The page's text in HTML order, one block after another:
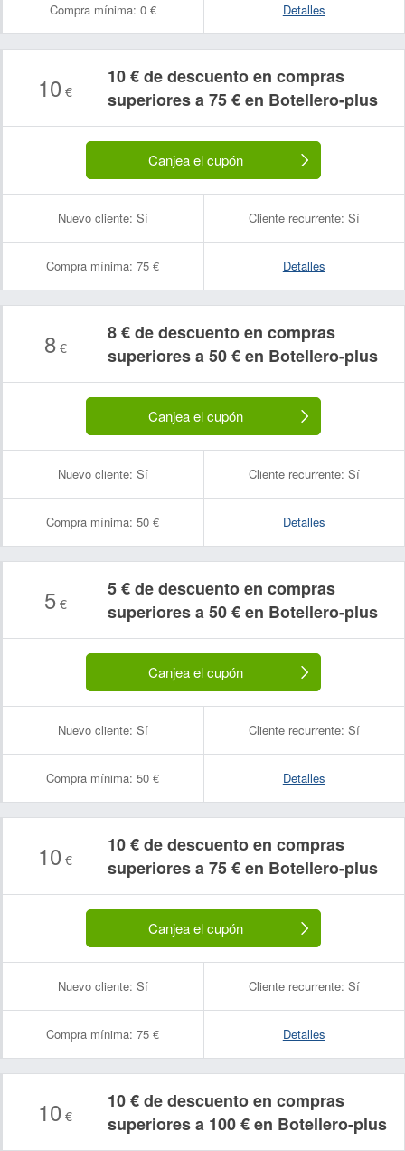
Compra mínima: 0 € Detalles
10 €
10 € de descuento en compras
superiores a 75 € en Botellero-plus
Canjea el cupón
Nuevo cliente: Sí Cliente recurrente: Sí
Compra mínima: 75 € Detalles
8 €
8 € de descuento en compras
superiores a 50 € en Botellero-plus
Canjea el cupón
Nuevo cliente: Sí Cliente recurrente: Sí
Compra mínima: 50 € Detalles
5 €
5 € de descuento en compras
superiores a 50 € en Botellero-plus
Canjea el cupón
Nuevo cliente: Sí Cliente recurrente: Sí
Compra mínima: 50 € Detalles
10 €
10 € de descuento en compras
superiores a 75 € en Botellero-plus
Canjea el cupón
Nuevo cliente: Sí Cliente recurrente: Sí
Compra mínima: 75 € Detalles
10 €
10 € de descuento en compras
superiores a 100 € en Botellero-plus